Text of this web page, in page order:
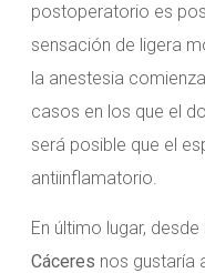
postoperatorio es
sensación de ligera
la anestesia
casos en los que el
será posible que el
antiinflamatorio.
En último lugar,
Cáceres nos gustaría